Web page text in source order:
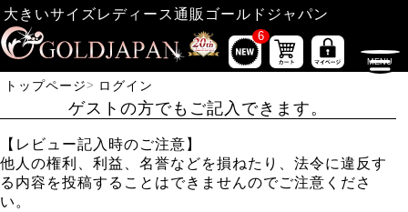
大きいサイズレディース通販ゴールドジャパン
6
トップページ ログイン
ゲストの方でもご記入できます。
【レビュー記入時のご注意】
他人の権利、利益、名誉などを損ねたり、法令に違反す
る内容を投稿することはできませんのでご注意くださ
い。